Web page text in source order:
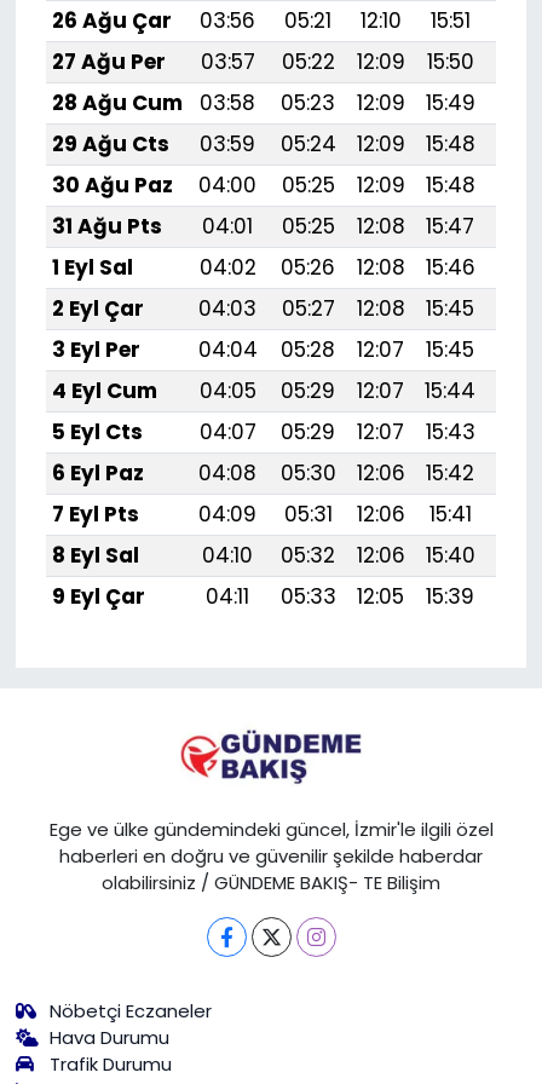
26 Ağu Çar
03:56 05:21 12:10 15:51
27 Ağu Per
03:57 05:22 12:09 15:50
28 Ağu Cum
03:58 05:23 12:09 15:49
29 Ağu Cts
03:59 05:24 12:09 15:48
30 Ağu Paz
04:00 05:25 12:09 15:48
31 Ağu Pts
04:01 05:25 12:08 15:47
1 Eyl Sal
04:02 05:26 12:08 15:46
2 Eyl Çar
04:03 05:27 12:08 15:45
3 Eyl Per
04:04 05:28 12:07 15:45
4 Eyl Cum
04:05 05:29 12:07 15:44
5 Eyl Cts
04:07 05:29 12:07 15:43
6 Eyl Paz
04:08 05:30 12:06 15:42
7 Eyl Pts
04:09 05:31 12:06 15:41
8 Eyl Sal
04:10 05:32 12:06 15:40
9 Eyl Çar
04:11 05:33 12:05 15:39
Ege ve ülke gündemindeki güncel, İzmir'le ilgili özel
haberleri en doğru ve güvenilir şekilde haberdar
olabilirsiniz / GÜNDEME BAKIŞ- TE Bilişim
Nöbetçi Eczaneler
Hava Durumu
Trafik Durumu